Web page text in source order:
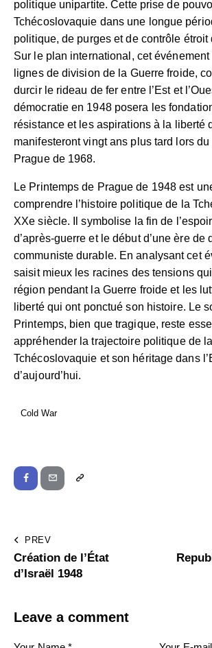
politique unipartite. Cette prise de
Tchécoslovaquie dans une longue
politique, de purges et de contrôle étroit
Sur le plan international, cet
lignes de division de la Guerre froide,
durcir le rideau de fer entre l’Est et
démocratie en 1948 posera les
résistance et les aspirations à la liberté
manifesteront vingt ans plus tard lors
Prague de 1968.
Le Printemps de Prague de 1948 est
comprendre l’histoire politique de la
XXe siècle. Il symbolise la fin de
d’après-guerre et le début d’une ère de
communiste durable. En analysant cet
saisit mieux les racines des tensions
région pendant la Guerre froide et les
liberté qui ont ponctué son histoire. Le
Printemps, bien que tragique, reste
appréhender la trajectoire politique de la
Tchécoslovaquie et son héritage dans
d’aujourd’hui.
Cold War
PREV
Création de l’État
d’Israël 1948
Leave a comment